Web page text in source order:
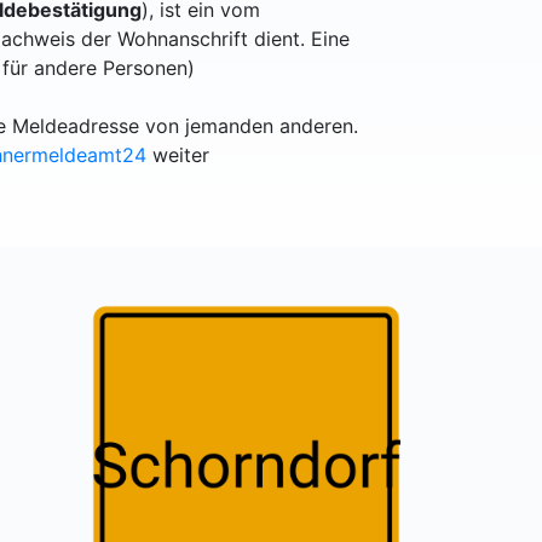
), ist ein vom
der Wohnanschrift dient. Eine
andere Personen)
von jemanden anderen.
weiter